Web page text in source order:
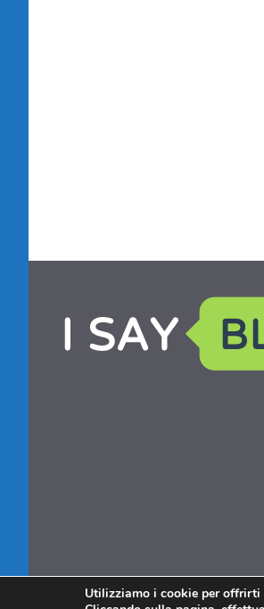
Utilizziamo i cookie per offrirti